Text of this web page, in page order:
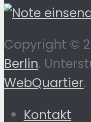
Copyright ©
Berlin.
WebQuartier.
Kontakt